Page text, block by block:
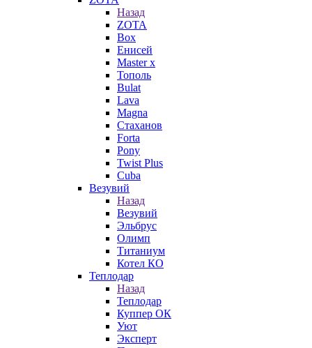
Назад
ZOTA
Box
Енисей
Master x
Тополь
Bulat
Lava
Magna
Стаханов
Forta
Pony
Twist Plus
Cuba
Везувий
Назад
Везувий
Эльбрус
Олимп
Титаниум
Котел КО
Теплодар
Назад
Теплодар
Куппер ОК
Уют
Эксперт